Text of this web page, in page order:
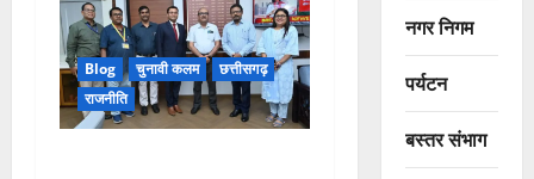
Blog चुनावी कलम
छत्तीसगढ़
राजनीति
नगर निगम
पर्यटन
बस्तर संभाग